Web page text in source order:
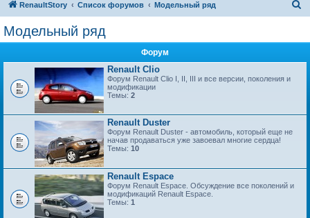
RenaultStory Список форумов Модельный ряд
Модельный ряд
Форум
Renault Clio
Форум Renault Clio I, II, III и все версии, поколения и
модификации
Темы: 2
Renault Duster
Форум Renault Duster - автомобиль, который еще не
начав продаваться уже завоевал многие сердца!
Темы: 10
Renault Espace
Форум Renault Espace. Обсуждение все поколений и
модификаций Renault Espace.
Темы: 1